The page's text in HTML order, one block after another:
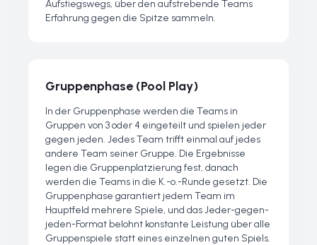
Aufstiegswegs, über den aufstrebende Teams
Erfahrung gegen die Spitze sammeln.
Gruppenphase (Pool Play)
In der Gruppenphase werden die Teams in
Gruppen von 3 oder 4 eingeteilt und spielen jeder
gegen jeden. Jedes Team trifft einmal auf jedes
andere Team seiner Gruppe. Die Ergebnisse
legen die Gruppenplatzierung fest, danach
werden die Teams in die K.-o.-Runde gesetzt. Die
Gruppenphase garantiert jedem Team im
Hauptfeld mehrere Spiele, und das Jeder-gegen-
jeden-Format belohnt konstante Leistung über alle
Gruppenspiele statt eines einzelnen guten Spiels.